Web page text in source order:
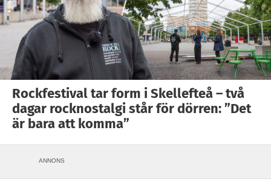
Rockfestival tar form i Skellefteå – två
dagar rocknostalgi står för dörren: ”Det
är bara att komma”
ANNONS